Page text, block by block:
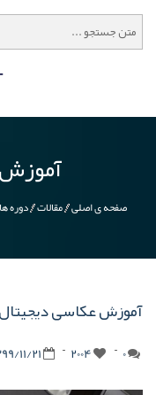
صفحه ی اصلی مقالات دوره
آموزش عکاسی دیجیتال
11/21 2004 0